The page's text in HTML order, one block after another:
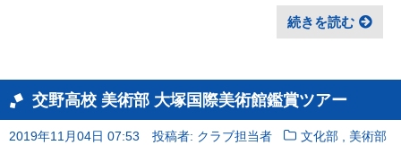
続きを読む
交野高校 美術部 大塚国際美術館鑑賞ツアー
2019年11月04日 07:53 投稿者: クラブ担当者 文化部
美術部